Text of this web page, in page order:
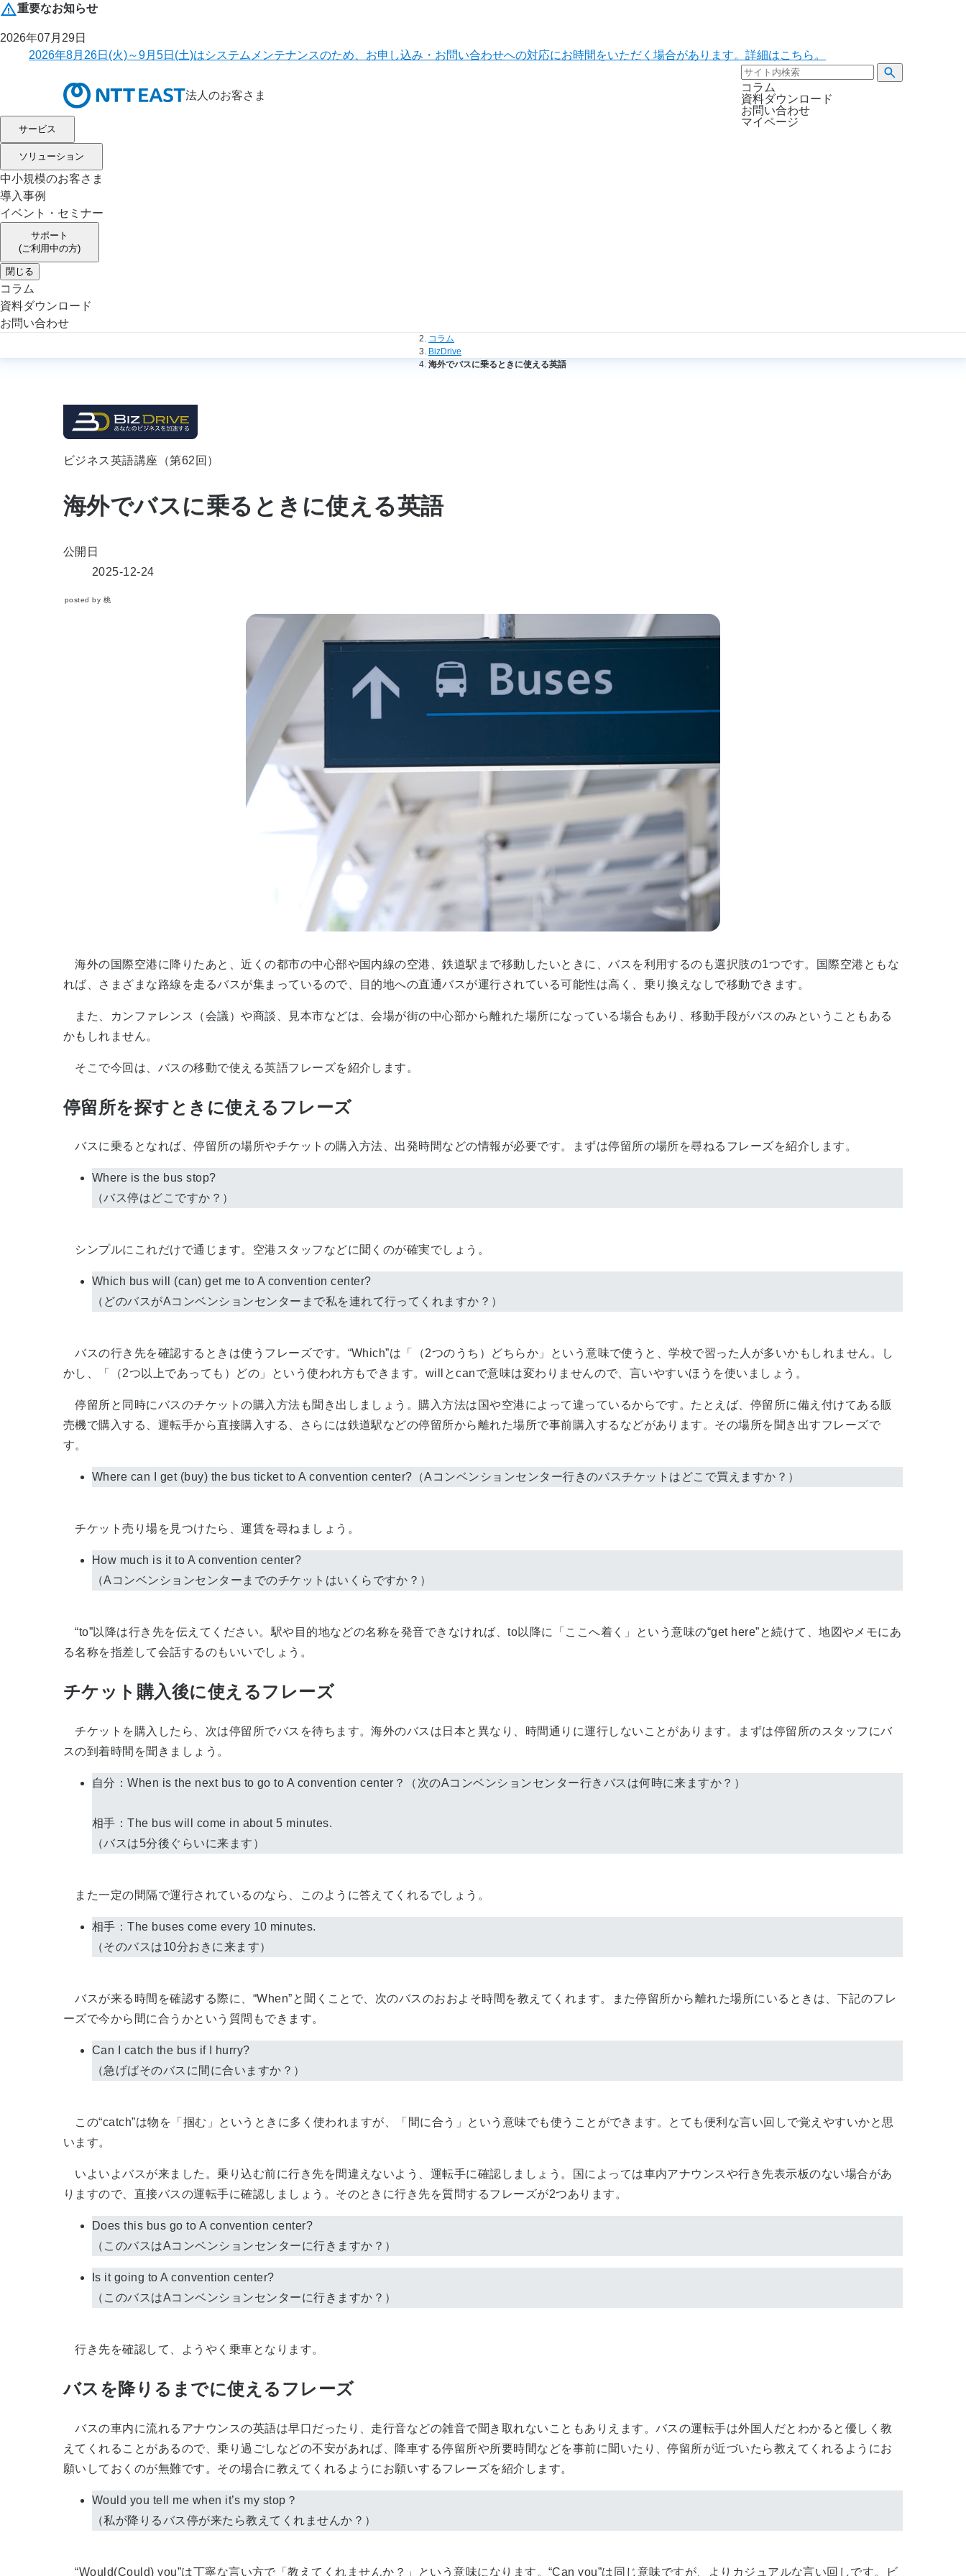
重要なお知らせ
2026年07月29日
2026年8月26日(火)～9月5日(土)はシステムメンテナンスのため、お申し込み・お問い合わせへの対応にお時間をいただく場合があります。詳細はこちら。
法人のお客さま
コラム
資料ダウンロード
お問い合わせ
マイページ
サービス
ソリューション
中小規模のお客さま
導入事例
イベント・セミナー
サポート
(ご利用中の方)
閉じる
コラム
資料ダウンロード
お問い合わせ
コラム
BizDrive
海外でバスに乗るときに使える英語
ビジネス英語講座（第62回）
海外でバスに乗るときに使える英語
公開日
2025-12-24
posted by 桃
海外の国際空港に降りたあと、近くの都市の中心部や国内線の空港、鉄道駅まで移動したいときに、バスを利用するのも選択肢の1つです。国際空港ともな
れば、さまざまな路線を走るバスが集まっているので、目的地への直通バスが運行されている可能性は高く、乗り換えなしで移動できます。
また、カンファレンス（会議）や商談、見本市などは、会場が街の中心部から離れた場所になっている場合もあり、移動手段がバスのみということもある
かもしれません。
そこで今回は、バスの移動で使える英語フレーズを紹介します。
停留所を探すときに使えるフレーズ
バスに乗るとなれば、停留所の場所やチケットの購入方法、出発時間などの情報が必要です。まずは停留所の場所を尋ねるフレーズを紹介します。
Where is the bus stop?
（バス停はどこですか？）
シンプルにこれだけで通じます。空港スタッフなどに聞くのが確実でしょう。
Which bus will (can) get me to A convention center?
（どのバスがAコンベンションセンターまで私を連れて行ってくれますか？）
バスの行き先を確認するときは使うフレーズです。“Which”は「（2つのうち）どちらか」という意味で使うと、学校で習った人が多いかもしれません。し
かし、「（2つ以上であっても）どの」という使われ方もできます。willとcanで意味は変わりませんので、言いやすいほうを使いましょう。
停留所と同時にバスのチケットの購入方法も聞き出しましょう。購入方法は国や空港によって違っているからです。たとえば、停留所に備え付けてある販
売機で購入する、運転手から直接購入する、さらには鉄道駅などの停留所から離れた場所で事前購入するなどがあります。その場所を聞き出すフレーズで
す。
Where can I get (buy) the bus ticket to A convention center?（Aコンベンションセンター行きのバスチケットはどこで買えますか？）
チケット売り場を見つけたら、運賃を尋ねましょう。
How much is it to A convention center?
（Aコンベンションセンターまでのチケットはいくらですか？）
“to”以降は行き先を伝えてください。駅や目的地などの名称を発音できなければ、to以降に「ここへ着く」という意味の“get here”と続けて、地図やメモにあ
る名称を指差して会話するのもいいでしょう。
チケット購入後に使えるフレーズ
チケットを購入したら、次は停留所でバスを待ちます。海外のバスは日本と異なり、時間通りに運行しないことがあります。まずは停留所のスタッフにバ
スの到着時間を聞きましょう。
自分：When is the next bus to go to A convention center？（次のAコンベンションセンター行きバスは何時に来ますか？）
相手：The bus will come in about 5 minutes.
（バスは5分後ぐらいに来ます）
また一定の間隔で運行されているのなら、このように答えてくれるでしょう。
相手：The buses come every 10 minutes.
（そのバスは10分おきに来ます）
バスが来る時間を確認する際に、“When”と聞くことで、次のバスのおおよそ時間を教えてくれます。また停留所から離れた場所にいるときは、下記のフレ
ーズで今から間に合うかという質問もできます。
Can I catch the bus if I hurry?
（急げばそのバスに間に合いますか？）
この“catch”は物を「掴む」というときに多く使われますが、「間に合う」という意味でも使うことができます。とても便利な言い回しで覚えやすいかと思
います。
いよいよバスが来ました。乗り込む前に行き先を間違えないよう、運転手に確認しましょう。国によっては車内アナウンスや行き先表示板のない場合があ
りますので、直接バスの運転手に確認しましょう。そのときに行き先を質問するフレーズが2つあります。
Does this bus go to A convention center?
（このバスはAコンベンションセンターに行きますか？）
Is it going to A convention center?
（このバスはAコンベンションセンターに行きますか？）
行き先を確認して、ようやく乗車となります。
バスを降りるまでに使えるフレーズ
バスの車内に流れるアナウンスの英語は早口だったり、走行音などの雑音で聞き取れないこともありえます。バスの運転手は外国人だとわかると優しく教
えてくれることがあるので、乗り過ごしなどの不安があれば、降車する停留所や所要時間などを事前に聞いたり、停留所が近づいたら教えてくれるようにお
願いしておくのが無難です。その場合に教えてくれるようにお願いするフレーズを紹介します。
Would you tell me when it’s my stop？
（私が降りるバス停が来たら教えてくれませんか？）
“Would(Could) you”は丁寧な言い方で「教えてくれませんか？」という意味になります。“Can you”は同じ意味ですが、よりカジュアルな言い回しです。ビ